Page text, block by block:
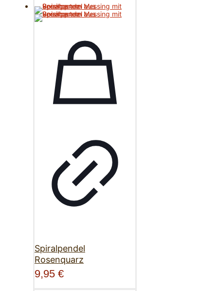
Spiralpendel
Rosenquarz
9,95 €